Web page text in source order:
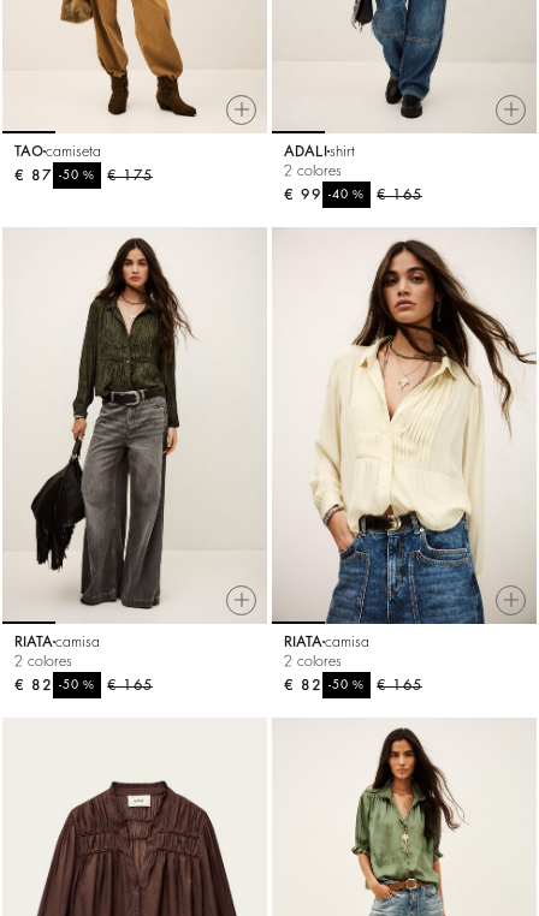
TAOcamiseta
€ 175
-50%
€ 87
ADALI shirt
2 colores
€ 165
-40%
€ 99
RIATA camisa
2 colores
€ 165
-50%
€ 82
RIATA camisa
2 colores
€ 165
-50%
€ 82